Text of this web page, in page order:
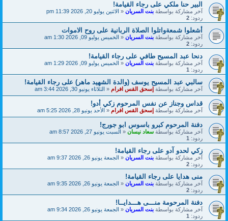
البير حنا ملكي على رجاء القيامة!
آخر مشاركة بواسطة بنت السريان « الاثنين يوليو 20, 2026 11:39 pm
ردود: 2
أشعلوا شمعةواتلوا الصلاة الربانية على روح الاموات
آخر مشاركة بواسطة بنت السريان « الخميس يوليو 09, 2026 1:30 am
ردود: 2
دنحا عبد المسيح طافي على رجاء القيامة!
آخر مشاركة بواسطة بنت السريان « الخميس يوليو 09, 2026 1:29 am
ردود: 1
سالبي عبد المسيح يوسف (والدة الشهيد ماهر) على رجاء القيامة!
آخر مشاركة بواسطة إسحق القس افرام « الثلاثاء يونيو 30, 2026 3:44 am
قداس وجناز عن نفس المرحوم زكي أدو!
آخر مشاركة بواسطة إسحق القس افرام « الأحد يونيو 28, 2026 5:25 am
دفنة المرحوم كبرو باسوس ابو جورج!
آخر مشاركة بواسطة سعاد نيسان « السبت يونيو 27, 2026 8:57 am
ردود: 1
زكي لحدو آدو على رجاء القيامة!
آخر مشاركة بواسطة بنت السريان « الجمعة يونيو 26, 2026 9:37 am
ردود: 2
منى هدايا على رجاء القيامة!
آخر مشاركة بواسطة بنت السريان « الجمعة يونيو 26, 2026 9:35 am
ردود: 2
دفنة المرحومة منـــى هـــدايــا!
آخر مشاركة بواسطة بنت السريان « الجمعة يونيو 26, 2026 9:34 am
ردود: 1